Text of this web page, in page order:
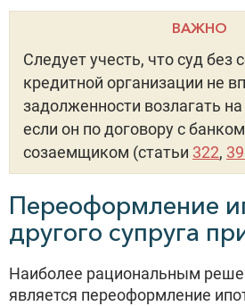
ВАЖНО
Следует учесть, что суд без
кредитной организации не
задолженности возлагать на
если он по договору с
созаемщиком (статьи 322,
Переоформление
другого супруга
Наиболее рациональным
является переоформление